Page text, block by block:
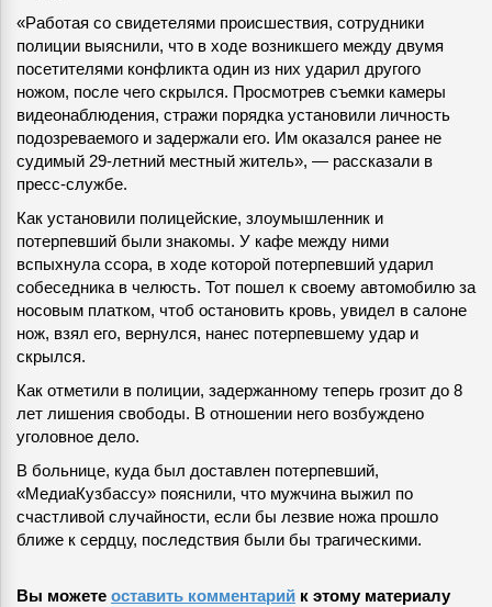
«Работая со свидетелями происшествия, сотрудники
полиции выяснили, что в ходе возникшего между двумя
посетителями конфликта один из них ударил другого
ножом, после чего скрылся. Просмотрев съемки камеры
видеонаблюдения, стражи порядка установили личность
подозреваемого и задержали его. Им оказался ранее не
судимый 29-летний местный житель», — рассказали в
пресс-службе.
Как установили полицейские, злоумышленник и
потерпевший были знакомы. У кафе между ними
вспыхнула ссора, в ходе которой потерпевший ударил
собеседника в челюсть. Тот пошел к своему автомобилю за
носовым платком, чтоб остановить кровь, увидел в салоне
нож, взял его, вернулся, нанес потерпевшему удар и
скрылся.
Как отметили в полиции, задержанному теперь грозит до 8
лет лишения свободы. В отношении него возбуждено
уголовное дело.
В больнице, куда был доставлен потерпевший,
«МедиаКузбассу» пояснили, что мужчина выжил по
счастливой случайности, если бы лезвие ножа прошло
ближе к сердцу, последствия были бы трагическими.
Вы можете оставить комментарий к этому материалу